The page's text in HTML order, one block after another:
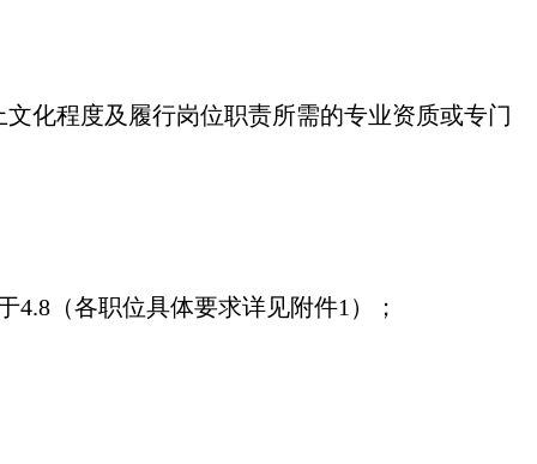
化程度及履行岗位职责所需的专业资质或专门
（各职位具体要求详见附件1）；